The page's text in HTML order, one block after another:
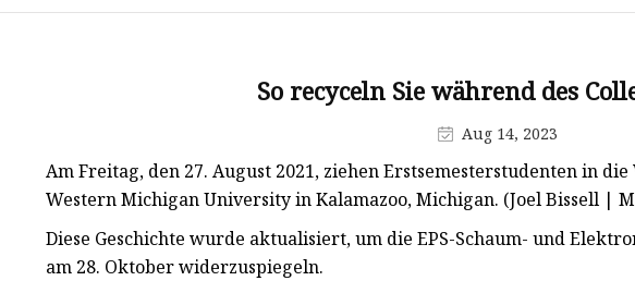
Snack-Präsentationsständer
So recyceln Sie während des
Aug 14, 2023
Am Freitag, den 27. August 2021, ziehen Erstsemesterstudenten in
Western Michigan University in Kalamazoo, Michigan. (Joel Bissell |
Diese Geschichte wurde aktualisiert, um die EPS-Schaum- und
am 28. Oktober widerzuspiegeln.